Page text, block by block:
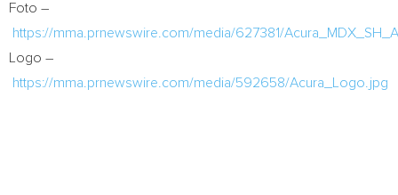
Foto –
https://mma.prnewswire.com/media/627381/
Logo –
https://mma.prnewswire.com/media/592658/Acura_Logo.jpg